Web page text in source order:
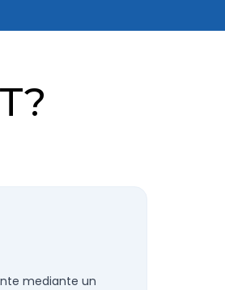
mediante un